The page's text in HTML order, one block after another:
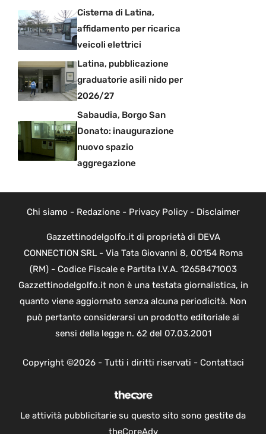
Cisterna di Latina,
affidamento per ricarica
veicoli elettrici
Latina, pubblicazione
graduatorie asili nido per
2026/27
Sabaudia, Borgo San
Donato: inaugurazione
nuovo spazio
aggregazione
Chi siamo - Redazione- Privacy Policy- Disclaimer
Gazzettinodelgolfo.it di proprietà di DEVA
CONNECTION SRL - Via Tata Giovanni 8, 00154 Roma
(RM) - Codice Fiscale e Partita I.V.A. 12658471003
Gazzettinodelgolfo.it non è una testata giornalistica, in
quanto viene aggiornato senza alcuna periodicità. Non
può pertanto considerarsi un prodotto editoriale ai
sensi della legge n. 62 del 07.03.2001
Copyright ©2026 - Tutti i diritti riservati - Contattaci
Le attività pubblicitarie su questo sito sono gestite da
theCoreAdv